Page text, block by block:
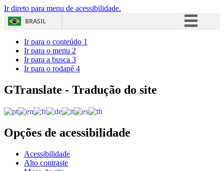
Ir direto para menu de acessibilidade.
BRASIL
Acesso à informação
Ir para o conteúdo 1
Ir para o menu 2
Ir para a busca 3
Ir para o rodapé 4
GTranslate - Tradução do site
Opções de acessibilidade
Acessibilidade
Alto contraste